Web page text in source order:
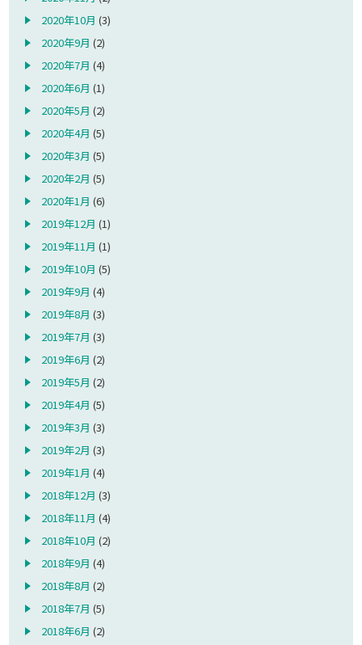
2020年10月 (3)
2020年9月 (2)
2020年7月 (4)
2020年6月 (1)
2020年5月 (2)
2020年4月 (5)
2020年3月 (5)
2020年2月 (5)
2020年1月 (6)
2019年12月 (1)
2019年11月 (1)
2019年10月 (5)
2019年9月 (4)
2019年8月 (3)
2019年7月 (3)
2019年6月 (2)
2019年5月 (2)
2019年4月 (5)
2019年3月 (3)
2019年2月 (3)
2019年1月 (4)
2018年12月 (3)
2018年11月 (4)
2018年10月 (2)
2018年9月 (4)
2018年8月 (2)
2018年7月 (5)
2018年6月 (2)